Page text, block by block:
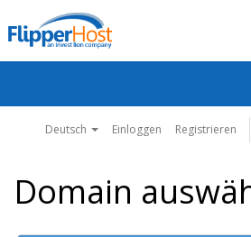
Deutsch Einloggen Registrieren
Domain